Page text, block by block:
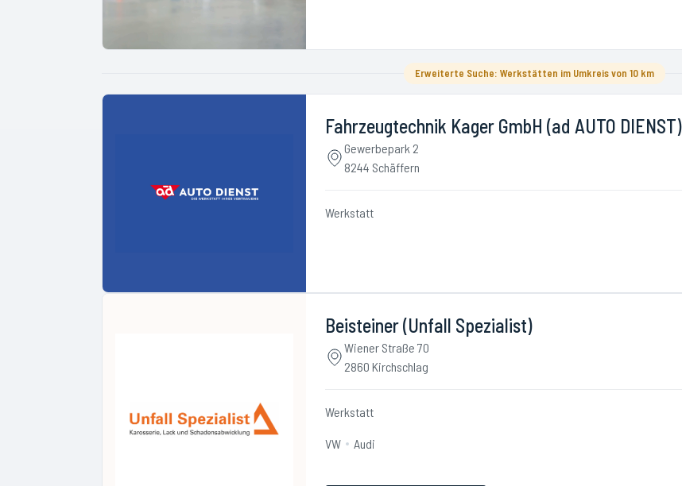
Erweiterte Suche: Werkstätten im Umkreis von 10 km
Fahrzeugtechnik Kager GmbH (ad AUTO DIENST)
Gewerbepark 2
8244 Schäffern
Werkstatt
Beisteiner (Unfall Spezialist)
Wiener Straße 70
2860 Kirchschlag
Werkstatt
VW Audi